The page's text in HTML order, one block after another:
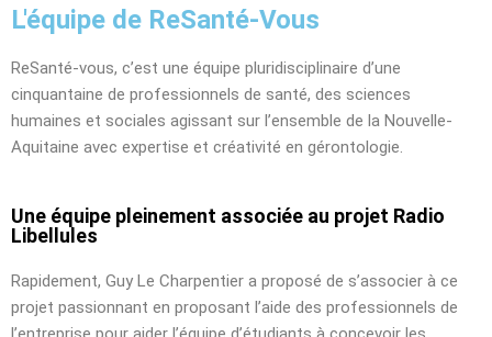
L'équipe de ReSanté-Vous
ReSanté-vous, c’est une équipe pluridisciplinaire d’une
cinquantaine de professionnels de santé, des sciences
humaines et sociales agissant sur l’ensemble de la Nouvelle-
Aquitaine avec expertise et créativité en gérontologie.
Une équipe pleinement associée au projet Radio
Libellules
Rapidement, Guy Le Charpentier a proposé de s’associer à ce
projet passionnant en proposant l’aide des professionnels de